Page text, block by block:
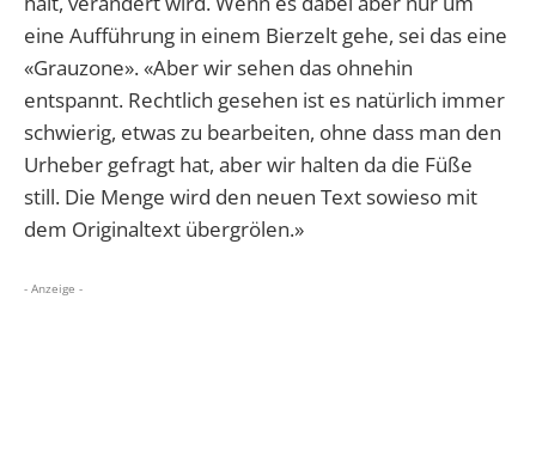
eine Aufführung in einem Bierzelt gehe, sei das eine
«Grauzone». «Aber wir sehen das ohnehin
entspannt. Rechtlich gesehen ist es natürlich immer
schwierig, etwas zu bearbeiten, ohne dass man den
Urheber gefragt hat, aber wir halten da die Füße
still. Die Menge wird den neuen Text sowieso mit
dem Originaltext übergrölen.»
- Anzeige -